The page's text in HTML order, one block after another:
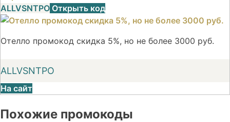
ALLVSNTPO Открыть код
Отелло промокод скидка 5%, но не более 3000 руб.
ALLVSNTPO
На сайт
Похожие промокоды